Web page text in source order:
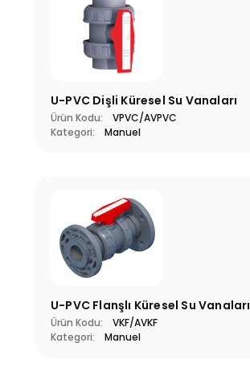
U-PVC Dişli Küresel Su Vanaları
Ürün Kodu:
VPVC/AVPVC
Kategori:
Manuel
U-PVC Flanşlı Küresel Su Vanaları
Ürün Kodu:
VKF/AVKF
Kategori:
Manuel